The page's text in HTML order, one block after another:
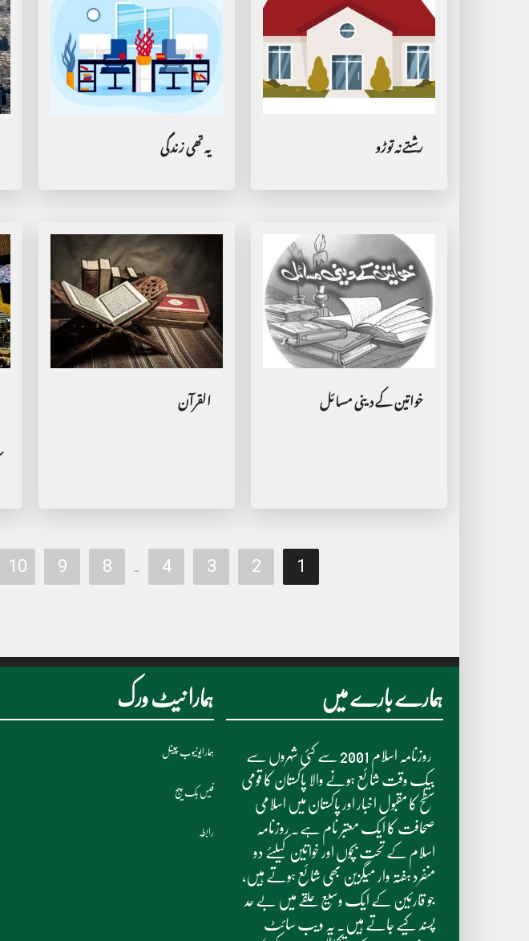
رشتے نہ توڑو یہ تھی زندگی
خواتین کے دینی مسائل القرآن
1
2
3
4
…
8
9
10
ہمارے بارے میں
روزنامہ اسلام 2001 سے کئی شہروں سے
بیک وقت شائع ہونے والا پاکستان کا قومی
سطح کا مقبول اخبار اور پاکستان میں اسلامی
صحافت کا ایک معتبر نام ہے۔ روزنامہ
اسلام کے تحت بچوں اور خواتین کیلئے دو
منفرد ہفتہ وار میگزین بھی شائع ہوتے ہیں،
جو قارئین کے ایک وسیع حلقے میں بے حد
پسند کیے جاتے ہیں۔ یہ ویب سائٹ
ہمارا نیٹ ورک
ہمارایوٹیوب چینل
فیس بک پیج
رابطہ